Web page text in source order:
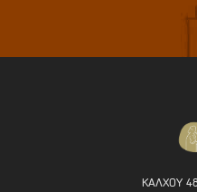
ΚΑΛΧΟΥ